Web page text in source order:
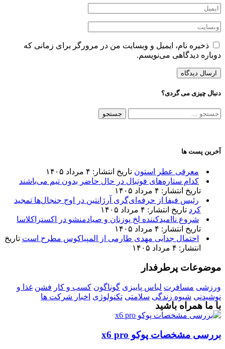
ذخیره نام، ایمیل و وبسایت من در مرورگر برای زمانی که
دوباره دیدگاهی می‌نویسم.
دنبال چیزی می گردی؟
جستجو
آخرین پست ها
معرفی عطر استون تاریخ انتشار: ۴ مرداد ۱۴۰۵
کدام ستاره‌های فوتبال در حال حاضر بدون تیم می‌باشند
تاریخ انتشار: ۴ مرداد ۱۴۰۵
رئیس فیفا از حرفه‌ای‌گری آرژانتین در اوج جنجال‌ها تمجید
کرد تاریخ انتشار: ۴ مرداد ۱۴۰۵
شروع ناامیدکننده لخ پوزنان و صیادمنشو در اکستراکلاسا
تاریخ انتشار: ۴ مرداد ۱۴۰۵
احتمال جدایی مهدی طارمی از المپیاکوس مطرح است تاریخ
انتشار: ۴ مرداد ۱۴۰۵
موضوعات پرطرفدار
ورزشی مسافرت لباس پاییزی گوناگون کسب و کار فشن غذا و
نوشیدنی شیوه زندگی سلامتی تکنولوژی اخبار شرکت ها
با ما همراه باشید
بررسی مشخصات پوکو x6 pro